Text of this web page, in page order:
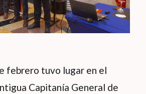
febrero tuvo lugar en el
Capitanía General de